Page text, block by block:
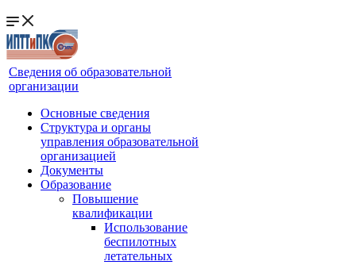
Сведения об образовательной
организации
Основные сведения
Структура и органы
управления образовательной
организацией
Документы
Образование
Повышение
квалификации
Использование
беспилотных
летательных